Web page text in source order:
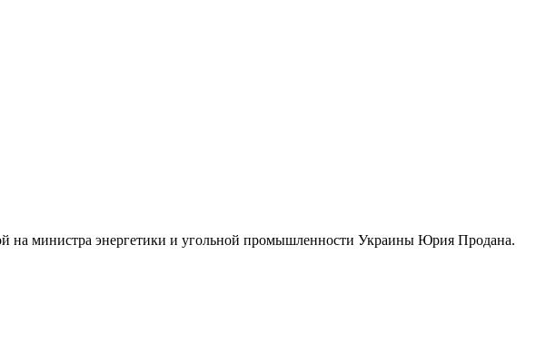
на министра энергетики и угольной промышленности Украины Юрия Продана.